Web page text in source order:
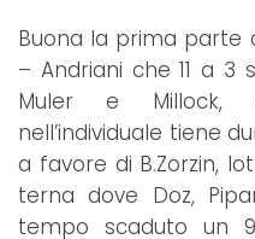
Buona la prima parte
– Andriani che 11 a 3
Muler e Millock,
nell’individuale tiene
a favore di B.Zorzin,
terna dove Doz,
tempo scaduto un